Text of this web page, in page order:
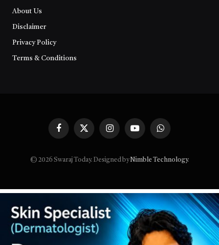
About Us
Disclaimer
Privacy Policy
Terms & Conditions
FacebookX
InstagramYouTubeWhatsApp
© 2026 Swaraj Today. Designed byNimble Technology.